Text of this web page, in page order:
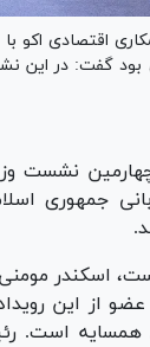
گفت: در این
به میزبانی
اسکندر مومنی
از این
همسایه است.